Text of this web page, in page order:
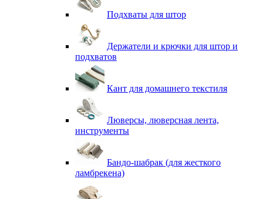
Подхваты для штор
Держатели и крючки для штор и
подхватов
Кант для домашнего текстиля
Люверсы, люверсная лента,
инструменты
Бандо-шабрак (для жесткого
ламбрекена)